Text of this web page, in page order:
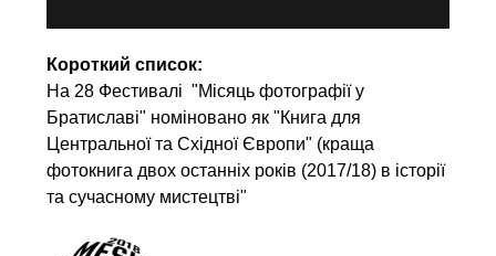
Короткий список:
На 28 Фестивалі "Місяць фотографії у
Братиславі" номіновано як "Книга для
Центральної та Східної Європи" (краща
фотокнига двох останніх років (2017/18) в історії
та сучасному мистецтві"